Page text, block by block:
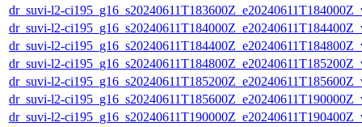
dr_suvi-l2-
dr_suvi-l2-
dr_suvi-l2-
dr_suvi-l2-
dr_suvi-l2-
dr_suvi-l2-
dr_suvi-l2-